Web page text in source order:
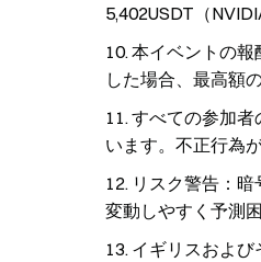
5,402USDT（
本イベントの報
した場合、最高額
すべての参加者
います。不正行為
リスク警告：
変動しやすく予測
イギリスおよ